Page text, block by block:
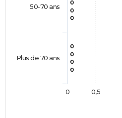
0
0
0
0
0
0
0
50-70 ans
Plus de 70 ans
0 0,5